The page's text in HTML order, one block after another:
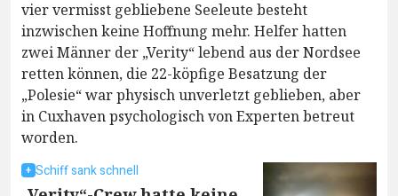
vier vermisst gebliebene Seeleute besteht
inzwischen keine Hoffnung mehr. Helfer hatten
zwei Männer der „Verity“ lebend aus der Nordsee
retten können, die 22-köpfige Besatzung der
„Polesie“ war physisch unverletzt geblieben, aber
in Cuxhaven psychologisch von Experten betreut
worden.
Schiff sank schnell